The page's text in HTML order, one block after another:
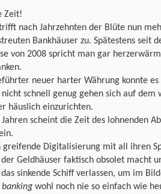
Zeit!
nach Jahrzehnten der Blüte nun
Bankhäuser zu. Spätestens seit
von 2008 spricht man gar
neuer harter Währung konnte es
schnell genug gehen sich auf dem
häuslich einzurichten.
scheint die Zeit des lohnenden
greifende Digitalisierung mit all ihren
der Geldhäuser faktisch obsolet macht
sinkende Schiff verlassen, um im
banking wohl noch nie so einfach wie